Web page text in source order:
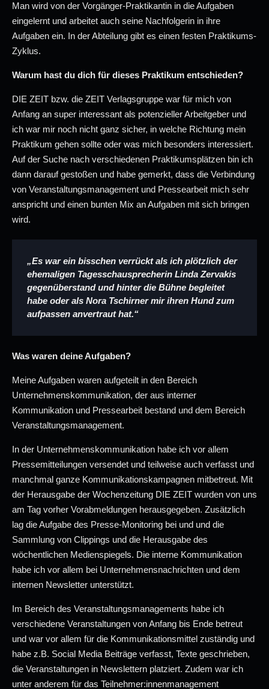
Man wird von der Vorgänger-Praktikantin in die Aufgaben
eingelernt und arbeitet auch seine Nachfolgerin in ihre
Aufgaben ein. In der Abteilung gibt es einen festen Praktikums-
Zyklus.
Warum hast du dich für dieses Praktikum entschieden?
DIE ZEIT bzw. die ZEIT Verlagsgruppe war für mich von
Anfang an super interessant als potenzieller Arbeitgeber und
ich war mir noch nicht ganz sicher, in welche Richtung mein
Praktikum gehen sollte oder was mich besonders interessiert.
Auf der Suche nach verschiedenen Praktikumsplätzen bin ich
dann darauf gestoßen und habe gemerkt, dass die Verbindung
von Veranstaltungsmanagement und Pressearbeit mich sehr
anspricht und einen bunten Mix an Aufgaben mit sich bringen
wird.
„Es war ein bisschen verrückt als ich plötzlich der
ehemaligen Tagesschausprecherin Linda Zervakis
gegenüberstand und hinter die Bühne begleitet
habe oder als Nora Tschirner mir ihren Hund zum
aufpassen anvertraut hat.“
Was waren deine Aufgaben?
Meine Aufgaben waren aufgeteilt in den Bereich
Unternehmenskommunikation, der aus interner
Kommunikation und Pressearbeit bestand und dem Bereich
Veranstaltungsmanagement.
In der Unternehmenskommunikation habe ich vor allem
Pressemitteilungen versendet und teilweise auch verfasst und
manchmal ganze Kommunikationskampagnen mitbetreut. Mit
der Herausgabe der Wochenzeitung DIE ZEIT wurden von uns
am Tag vorher Vorabmeldungen herausgegeben. Zusätzlich
lag die Aufgabe des Presse-Monitoring bei und und die
Sammlung von Clippings und die Herausgabe des
wöchentlichen Medienspiegels. Die interne Kommunikation
habe ich vor allem bei Unternehmensnachrichten und dem
internen Newsletter unterstützt.
Im Bereich des Veranstaltungsmanagements habe ich
verschiedene Veranstaltungen von Anfang bis Ende betreut
und war vor allem für die Kommunikationsmittel zuständig und
habe z.B. Social Media Beiträge verfasst, Texte geschrieben,
die Veranstaltungen in Newslettern platziert. Zudem war ich
unter anderem für das Teilnehmer:innenmanagement